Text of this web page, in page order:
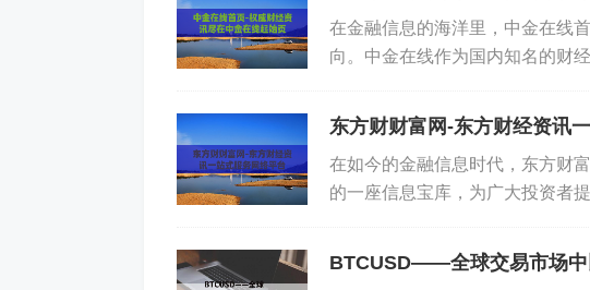
交易量和资金流向：当市场成交量放大时，多空双方
技术指标：均线、MACD、RSI等指标在实时数据中
或延续趋势。
属性不断增强，市场资金大量进出对价格产生较大影
在金融信息的海洋里，中金在线
向。中金在线作为国内知名的财
东方财财富网-东方财经资讯
在如今的金融信息时代，东方财
的一座信息宝库，为广大投资者
BTCUSD——全球交易市场中